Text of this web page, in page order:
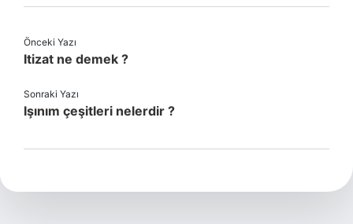
Önceki Yazı
Itizat ne demek ?
Sonraki Yazı
Işınım çeşitleri nelerdir ?